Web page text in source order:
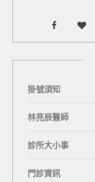
F
a
e
b
k
B
l
掛號須知
林亮辰醫師
診所大小事
門診資訊